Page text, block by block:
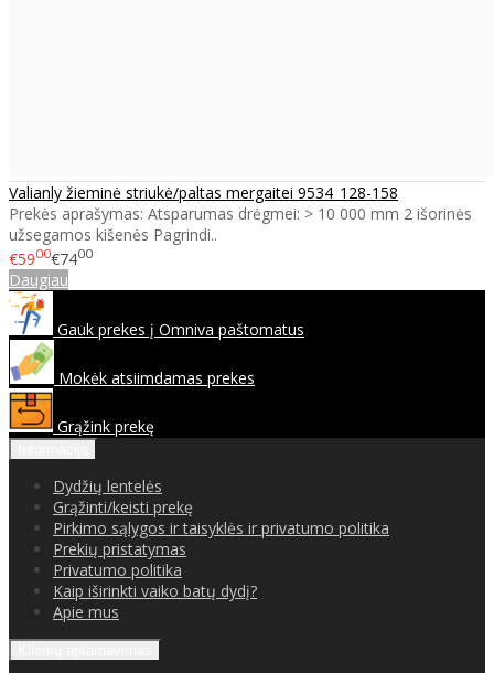
Valianly žieminė striukė/paltas mergaitei 9534_128-158
Prekės aprašymas: Atsparumas drėgmei: > 10 000 mm 2 išorinės
užsegamos kišenės Pagrindi..
€5900€7400
Daugiau
Gauk prekes į Omniva paštomatus
Mokėk atsiimdamas prekes
Grąžink prekę
Dydžių lentelės
Grąžinti/keisti prekę
Pirkimo sąlygos ir taisyklės ir privatumo politika
Prekių pristatymas
Privatumo politika
Kaip iširinkti vaiko batų dydį?
Apie mus